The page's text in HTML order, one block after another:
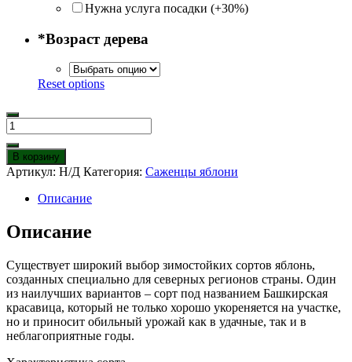
Нужна услуга посадки (+30%)
*Возраст дерева
Reset options
Количество
товара
Яблоня
Башкирский
Красавец
В корзину
Артикул: Н/Д Категория: Саженцы яблони
Описание
Описание
Существует широкий выбор зимостойких сортов яблонь,
созданных специально для северных регионов страны. Один
из наилучших вариантов – сорт под названием Башкирская
красавица, который не только хорошо укореняется на участке,
но и приносит обильный урожай как в удачные, так и в
неблагоприятные годы.